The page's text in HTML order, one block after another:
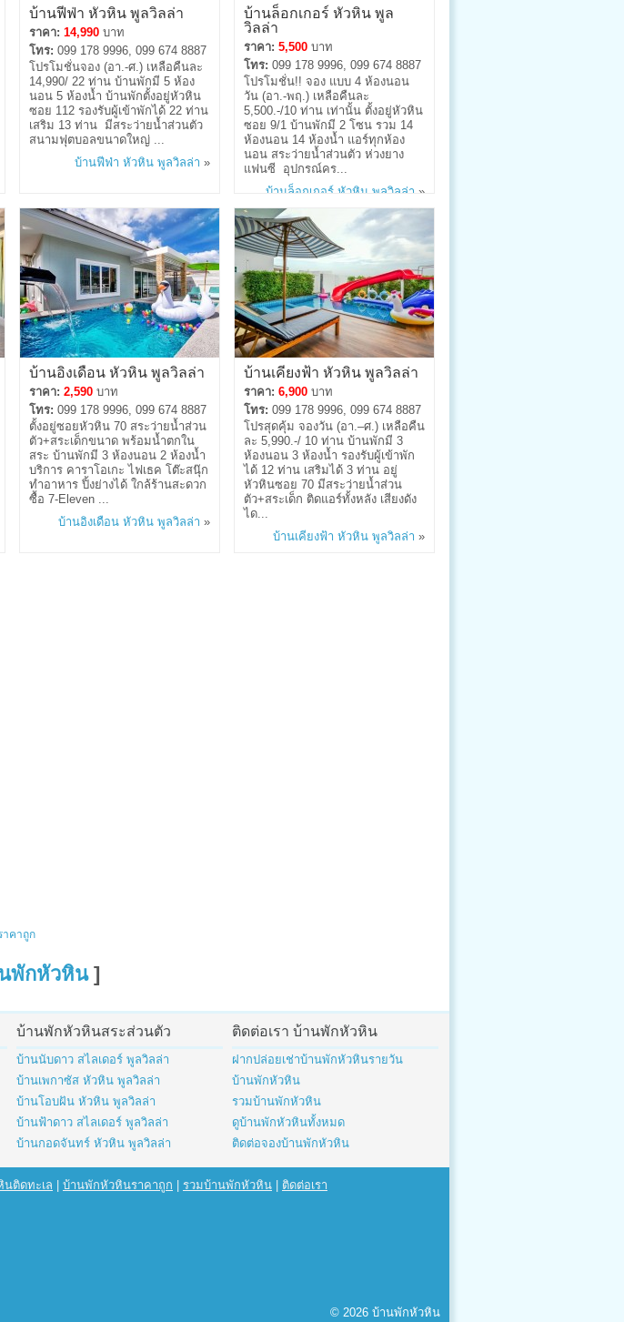
บ้านฟีฟ่า หัวหิน พูลวิลล่า
ราคา: 14,990 บาท
โทร: 099 178 9996, 099 674 8887
โปรโมชั่นจอง (อา.-ศ.) เหลือคืนละ
14,990/ 22 ท่าน บ้านพักมี 5 ห้อง
นอน 5 ห้องน้ำ บ้านพักตั้งอยู่หัวหิน
ซอย 112 รองรับผู้เข้าพักได้ 22 ท่าน
เสริม 13 ท่าน มีสระว่ายน้ำส่วนตัว
สนามฟุตบอลขนาดใหญ่ ...
บ้านฟีฟ่า หัวหิน พูลวิลล่า »
บ้านล็อกเกอร์ หัวหิน พูล
วิลล่า
ราคา: 5,500 บาท
โทร: 099 178 9996, 099 674 8887
โปรโมชั่น!! จอง แบบ 4 ห้องนอน
วัน (อา.-พฤ.) เหลือคืนละ
5,500.-/10 ท่าน เท่านั้น ตั้งอยู่หัวหิน
ซอย 9/1 บ้านพักมี 2 โซน รวม 14
ห้องนอน 14 ห้องน้ำ แอร์ทุกห้อง
นอน สระว่ายน้ำส่วนตัว ห่วงยาง
แฟนซี อุปกรณ์คร...
บ้านล็อกเกอร์ หัวหิน พูลวิลล่า »
บ้านอิงเดือน หัวหิน พูลวิลล่า
ราคา: 2,590 บาท
โทร: 099 178 9996, 099 674 8887
ตั้งอยู่ซอยหัวหิน 70 สระว่ายน้ำส่วน
ตัว+สระเด็กขนาด พร้อมน้ำตกใน
สระ บ้านพักมี 3 ห้องนอน 2 ห้องน้ำ
บริการ คาราโอเกะ ไฟเธค โต๊ะสนุ๊ก
ทำอาหาร ปิ้งย่างได้ ใกล้ร้านสะดวก
ซื้อ 7-Eleven ...
บ้านอิงเดือน หัวหิน พูลวิลล่า »
บ้านเคียงฟ้า หัวหิน พูลวิลล่า
ราคา: 6,900 บาท
โทร: 099 178 9996, 099 674 8887
โปรสุดคุ้ม จองวัน (อา.–ศ.) เหลือคืน
ละ 5,990.-/ 10 ท่าน บ้านพักมี 3
ห้องนอน 3 ห้องน้ำ รองรับผู้เข้าพัก
ได้ 12 ท่าน เสริมได้ 3 ท่าน อยู่
หัวหินซอย 70 มีสระว่ายน้ำส่วน
ตัว+สระเด็ก ติดแอร์ทั้งหลัง เสียงดัง
ได...
บ้านเคียงฟ้า หัวหิน พูลวิลล่า »
คาถูก
พักหัวหิน]
บ้านพักหัวหินสระส่วนตัว
บ้านนับดาว สไลเดอร์ พูลวิลล่า
บ้านเพกาซัส หัวหิน พูลวิลล่า
บ้านโอบฝัน หัวหิน พูลวิลล่า
บ้านฟ้าดาว สไลเดอร์ พูลวิลล่า
บ้านกอดจันทร์ หัวหิน พูลวิลล่า
ติดต่อเรา บ้านพักหัวหิน
ฝากปล่อยเช่าบ้านพักหัวหินรายวัน
บ้านพักหัวหิน
รวมบ้านพักหัวหิน
ดูบ้านพักหัวหินทั้งหมด
ติดต่อจองบ้านพักหัวหิน
ติดทะเล บ้านพักหัวหินราคาถูก รวมบ้านพักหัวหิน ติดต่อเรา
© 2026 บ้านพักหัวหิน